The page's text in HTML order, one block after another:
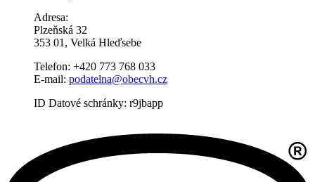
Adresa:
Plzeňská 32
353 01, Velká Hleďsebe
Telefon: +420 773 768 033
E-mail: podatelna@obecvh.cz
ID Datové schránky: r9jbapp